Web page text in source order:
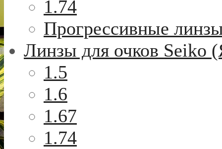
1.74
Прогрессивные
Линзы для очков Seiko
1.5
1.6
1.67
1.74